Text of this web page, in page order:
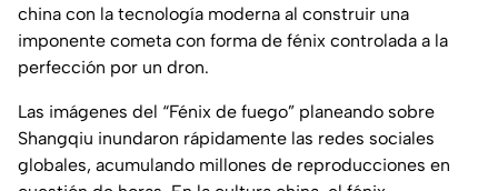
china con la tecnología moderna al construir una
imponente cometa con forma de fénix controlada a la
perfección por un dron.
Las imágenes del “Fénix de fuego” planeando sobre
Shangqiu inundaron rápidamente las redes sociales
globales, acumulando millones de reproducciones en